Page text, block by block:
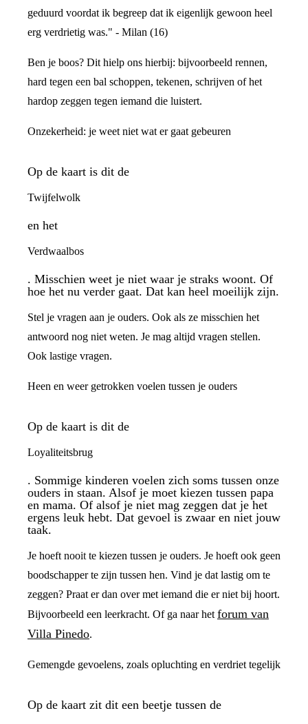
geduurd voordat ik begreep dat ik eigenlijk gewoon heel
erg verdrietig was." - Milan (16)
Ben je boos? Dit hielp ons hierbij: bijvoorbeeld rennen,
hard tegen een bal schoppen, tekenen, schrijven of het
hardop zeggen tegen iemand die luistert.
Onzekerheid: je weet niet wat er gaat gebeuren
Op de kaart is dit de
Twijfelwolk
en het
Verdwaalbos
. Misschien weet je niet waar je straks woont. Of
hoe het nu verder gaat. Dat kan heel moeilijk zijn.
Stel je vragen aan je ouders. Ook als ze misschien het
antwoord nog niet weten. Je mag altijd vragen stellen.
Ook lastige vragen.
Heen en weer getrokken voelen tussen je ouders
Op de kaart is dit de
Loyaliteitsbrug
. Sommige kinderen voelen zich soms tussen onze
ouders in staan. Alsof je moet kiezen tussen papa
en mama. Of alsof je niet mag zeggen dat je het
ergens leuk hebt. Dat gevoel is zwaar en niet jouw
taak.
Je hoeft nooit te kiezen tussen je ouders. Je hoeft ook geen
boodschapper te zijn tussen hen. Vind je dat lastig om te
zeggen? Praat er dan over met iemand die er niet bij hoort.
Bijvoorbeeld een leerkracht. Of ga naar het forum van
Villa Pinedo.
Gemengde gevoelens, zoals opluchting en verdriet tegelijk
Op de kaart zit dit een beetje tussen de